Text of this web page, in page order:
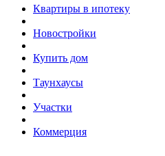
Квартиры в ипотеку
Новостройки
Купить дом
Таунхаусы
Участки
Коммерция